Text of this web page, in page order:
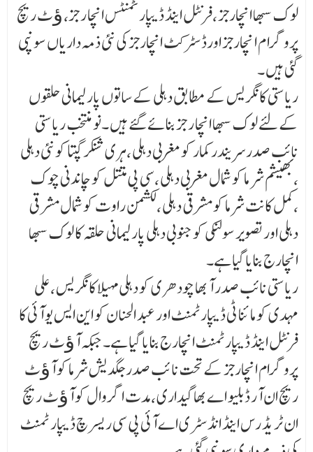
لوک سبھا انچارجز ،فرنٹل اینڈ ڈیپارٹمنٹس انچا ر جز، ﺅٹ ریچ
پروگرا م ا نچارجز اورڈسٹرکٹ انچارجز کی نئی ذمہ داریاں سونپی
گئی ہیں ۔
ریاستی کانگریس کے مطابق دہلی کے ساتوں پارلیمانی حلقوں
کے لئے لوک سبھا انچا ر جز بنائے گئے ہیں ۔نو منتخب ریاستی
نائب صدرسریندر کمار کو مغربی دہلی ،ہری شنکر گپتا کو نئی دہلی
،بھیشم شر ما کو شمال مغربی دہلی ،سی پی متتل کو چاندنی چوک
،کمل کانت شرما کو مشرقی دہلی ،لکشمن راوت کو شمال مشر قی
دہلی اور تصویر سولنکی کو جنوبی دہلی پارلیمانی حلقہ کا لوک سبھا
انچارج بنایا گیا ہے۔
ریاستی نائب صدر آ بھا چودھری کو دہلی مہیلا کانگریس ،علی
مہدی کو مائنا ٹی ڈیپارٹمنٹ اور عبد الحنان کو این ایس یو آئی کا
فرنٹل اینڈ ڈیپارٹمنٹ انچارج بنایا گیا ہے۔ جبکہ آﺅٹ ریچ
پروگرام انچارجز کے تحت نا ئب صدر جگدیش شرما کو آﺅٹ
ریچ ان آر ڈبلیو اے بھاگیداری ،مدت اگر وال کو آﺅٹ ریچ
ان ٹر یڈ رس اینڈ انڈسٹری اے آئی پی سی ریسرچ ڈیپار ٹمنٹ